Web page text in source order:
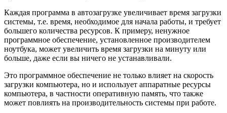
Каждая программа в автозагрузке увеличивает время загрузки
системы, т.е. время, необходимое для начала работы, и требует
большего количества ресурсов. К примеру, ненужное
программное обеспечение, установленное производителем
ноутбука, может увеличить время загрузки на минуту или
больше, даже если вы ничего не устанавливали.
Это программное обеспечение не только влияет на скорость
загрузки компьютера, но и использует аппаратные ресурсы
компьютера, в частности оперативную память, что также
может повлиять на производительность системы при работе.